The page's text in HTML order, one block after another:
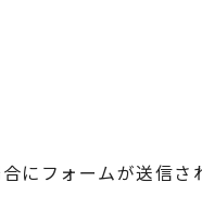
にフォームが送信さ